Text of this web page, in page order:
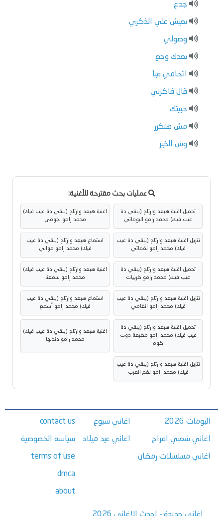
جدع
بعيش علي الذكري
وصولي
بعدك وجع
اتحامي فيا
قال فاكرني
حبيتك
مش هتكرر
وش الخير
عمليات بحث مقترحة للأغنية:
تحميل اغنية هبعد وارتاح (يبقي دة
عيب فيك) محمد رامو البوماتي
اغنية هبعد وارتاح (يبقي دة عيب فيك)
محمد رامو نجومي
تنزيل اغنية هبعد وارتاح (يبقي دة عيب
فيك) محمد رامو نغماتي
استماع هبعد وارتاح (يبقي دة عيب
فيك) محمد رامو موالي
تحميل اغنية هبعد وارتاح (يبقي دة
عيب فيك) محمد رامو طربيات
اغنية هبعد وارتاح (يبقي دة عيب فيك)
محمد رامو سمعنا
تنزيل اغنية هبعد وارتاح (يبقي دة عيب
فيك) محمد رامو انغامي
استماع هبعد وارتاح (يبقي دة عيب
فيك) محمد رامو أسمع
تحميل اغنية هبعد وارتاح (يبقي دة
عيب فيك) محمد رامو مطبعة دوت
كوم
اغنية هبعد وارتاح (يبقي دة عيب فيك)
محمد رامو دندنها
تنزيل اغنية هبعد وارتاح (يبقي دة عيب
فيك) محمد رامو نغم العرب
البومات 2026
اغاني شعبي افراح
اغاني مسلسلات رمضان
اغاني سبوع
اغاني عيد ميلاد
contact us
سياسه الخصوصية
terms of use
dmca
about